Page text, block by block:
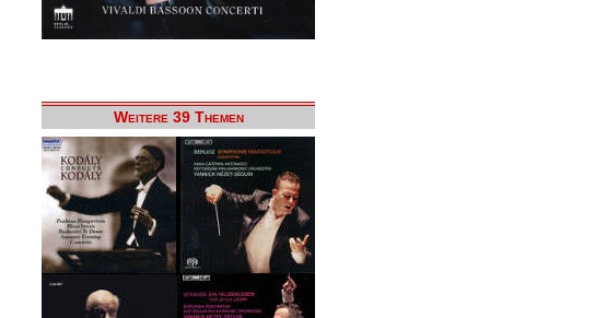
Weitere 39 Themen